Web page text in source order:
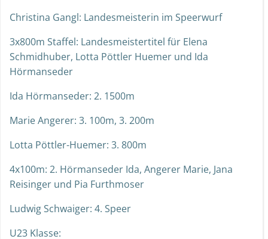
Christina Gangl: Landesmeisterin im Speerwurf
3x800m Staffel: Landesmeistertitel für Elena
Schmidhuber, Lotta Pöttler Huemer und Ida
Hörmanseder
Ida Hörmanseder: 2. 1500m
Marie Angerer: 3. 100m, 3. 200m
Lotta Pöttler-Huemer: 3. 800m
4x100m: 2. Hörmanseder Ida, Angerer Marie, Jana
Reisinger und Pia Furthmoser
Ludwig Schwaiger: 4. Speer
U23 Klasse: